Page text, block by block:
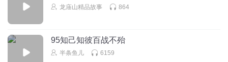
龙庙山精品故事 864
95知己知彼百战不殆
半条鱼儿 6159